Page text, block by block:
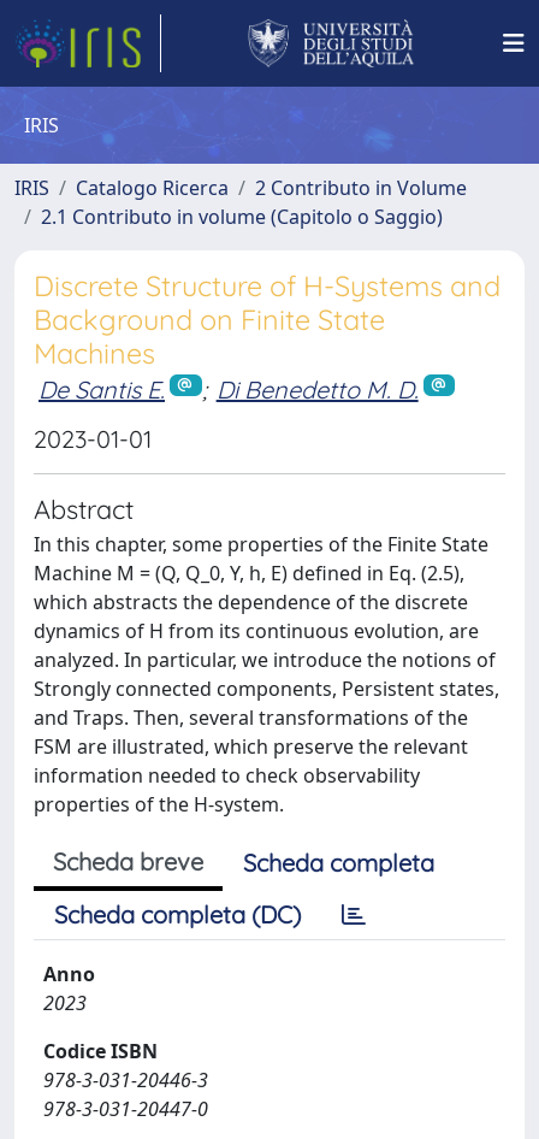
IRIS
IRIS Catalogo Ricerca
2 Contributo in Volume
2.1 Contributo in volume (Capitolo o Saggio)
Discrete Structure of H-Systems and
Background on Finite State
Machines
De Santis E. ; Di Benedetto M. D.
2023-01-01
Abstract
In this chapter, some properties of the Finite State
Machine M = (Q, Q_0, Y, h, E) defined in Eq. (2.5),
which abstracts the dependence of the discrete
dynamics of H from its continuous evolution, are
analyzed. In particular, we introduce the notions of
Strongly connected components, Persistent states,
and Traps. Then, several transformations of the
FSM are illustrated, which preserve the relevant
information needed to check observability
properties of the H-system.
Scheda breve
Scheda completa
Scheda completa (DC)
Anno
2023
Codice ISBN
978-3-031-20446-3
978-3-031-20447-0